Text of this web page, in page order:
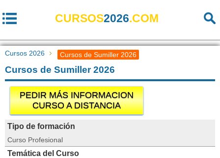
CURSOS2026.COM
Cursos 2026 Cursos de Sumiller 2026
Cursos de Sumiller 2026
PEDIR MÁS INFORMACION
CURSO A DISTANCIA
Tipo de formación
Curso Profesional
Temática del Curso